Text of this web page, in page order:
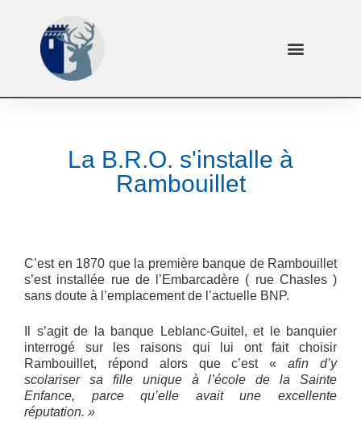
La B.R.O. s'installe à
Rambouillet
C’est en 1870 que la première banque de Rambouillet
s’est installée rue de l’Embarcadère ( rue Chasles )
sans doute à l’emplacement de l’actuelle BNP.
Il s’agit de la banque Leblanc-Guitel, et le banquier
interrogé sur les raisons qui lui ont fait choisir
Rambouillet, répond alors que c’est «afin d’y
scolariser sa fille unique à l’école de la Sainte
Enfance, parce qu’elle avait une excellente
réputation. »